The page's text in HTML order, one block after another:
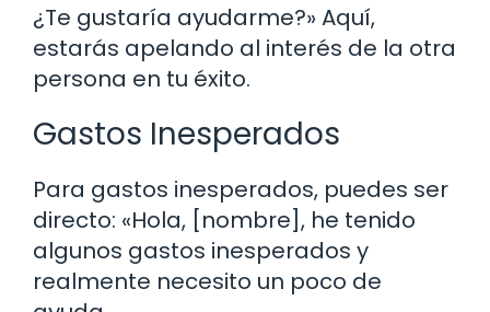
¿Te gustaría ayudarme?» Aquí,
estarás apelando al interés de la otra
persona en tu éxito.
Gastos Inesperados
Para gastos inesperados, puedes ser
directo: «Hola, [nombre], he tenido
algunos gastos inesperados y
realmente necesito un poco de